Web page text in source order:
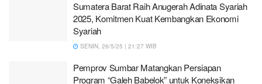
Sumatera Barat Raih Anugerah Adinata Syariah
2025, Komitmen Kuat Kembangkan Ekonomi
Syariah
SENIN, 26/5/25 | 21:27 WIB
Pemprov Sumbar Matangkan Persiapan
Program “Galeh Babelok” untuk Koneksikan